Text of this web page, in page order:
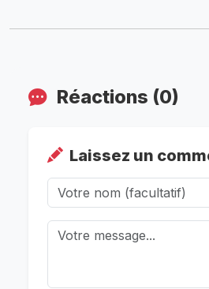
Réactions (0)
Laissez un